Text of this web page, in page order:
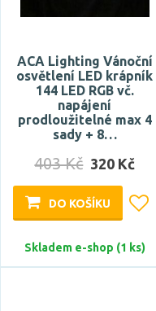
ACA Lighting Vánoční
osvětlení LED krápník
144 LED RGB vč.
napájení
prodloužitelné max 4
sady + 8…
403 Kč 320 Kč
DO KOŠÍKU
Skladem e-shop (1 ks)